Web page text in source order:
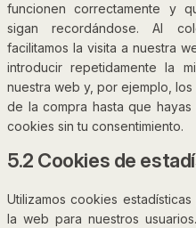
funcionen correctamente y
sigan recordándose. Al
facilitamos la visita a nuestra
introducir repetidamente la
nuestra web y, por ejemplo,
de la compra hasta que
cookies sin tu consentimiento.
5.2 Cookies de
Utilizamos cookies
la web para nuestros